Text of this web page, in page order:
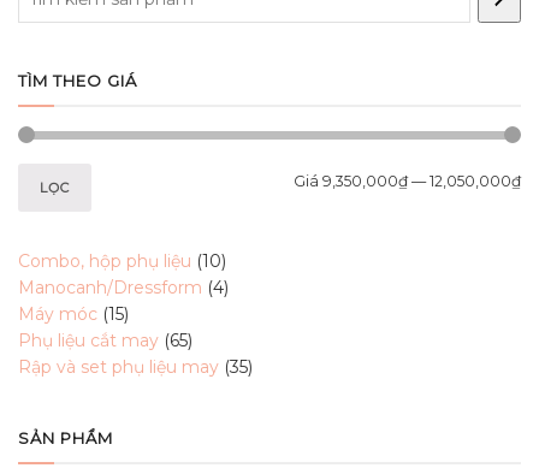
TÌM THEO GIÁ
LỌC Giá 9,350,000₫—12,050,000₫
Combo, hộp phụ liệu 1010
products
Manocanh/Dressform 44
Máy móc 1515
products
Phụ liệu cắt may 6565
products
Rập và set phụ liệu may 3535
SẢN PHẨM